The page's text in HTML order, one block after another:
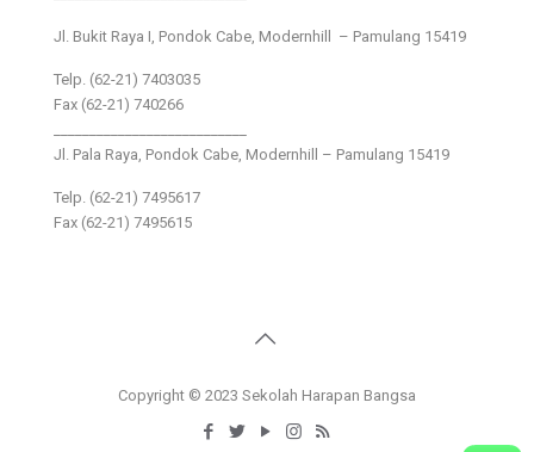
Jl. Bukit Raya I, Pondok Cabe, Modernhill – Pamulang 15419
Telp. (62-21) 7403035
Fax (62-21) 740266
Jl. Pala Raya, Pondok Cabe, Modernhill – Pamulang 15419
Telp. (62-21) 7495617
Fax (62-21) 7495615
Copyright © 2023 Sekolah Harapan Bangsa